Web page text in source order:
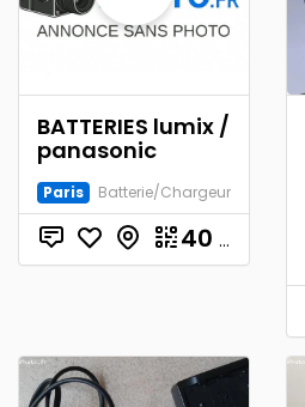
BATTERIES lumix /
panasonic
Paris Batterie/Chargeur
40